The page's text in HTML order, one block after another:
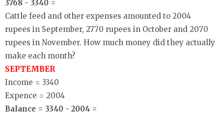
3768 - 3340 =
Cattle feed and other expenses amounted to 2004
rupees in September, 2770 rupees in October and 2070
rupees in November. How much money did they actually
make each month?
SEPTEMBER
Income = 3340
Expence = 2004
Balance = 3340 - 2004 =